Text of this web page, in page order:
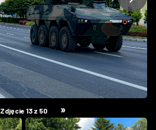
Zdjęcie 13 z 50 »